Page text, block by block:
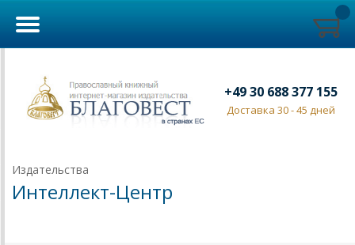
+49 30 688 377 155
Доставка 30 - 45 дней
Издательства
Интеллект-Центр